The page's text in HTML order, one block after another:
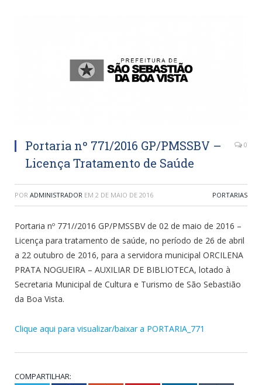
Portaria nº 771/2016 GP/PMSSBV –
Licença Tratamento de Saúde
0
POR ADMINISTRADOR EM 2 DE MAIO DE 2016 PORTARIAS
Portaria nº 771//2016 GP/PMSSBV de 02 de maio de 2016 –
Licença para tratamento de saúde, no período de 26 de abril
a 22 outubro de 2016, para a servidora municipal ORCILENA
PRATA NOGUEIRA – AUXILIAR DE BIBLIOTECA, lotado à
Secretaria Municipal de Cultura e Turismo de São Sebastião
da Boa Vista.
Clique aqui para visualizar/baixar a PORTARIA_771
COMPARTILHAR: